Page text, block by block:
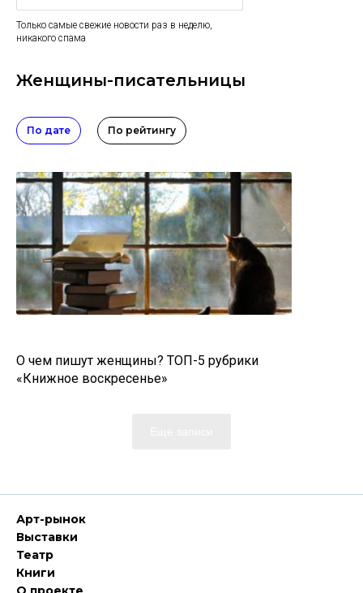
Только самые свежие новости раз в неделю,
никакого спама
Женщины-писательницы
По дате По рейтингу
О чем пишут женщины? ТОП-5 рубрики
«Книжное воскресенье»
Арт-рынок
Выставки
Театр
Книги